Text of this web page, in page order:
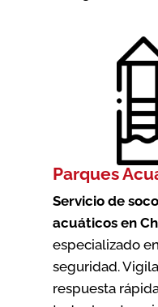
Parques
Servicio de
acuáticos en
especializado
seguridad.
respuesta